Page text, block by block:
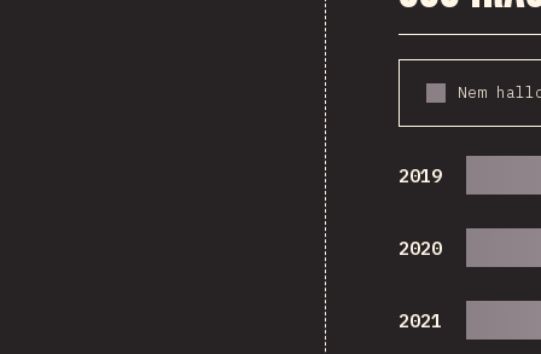
Nem
2019
2020
2021